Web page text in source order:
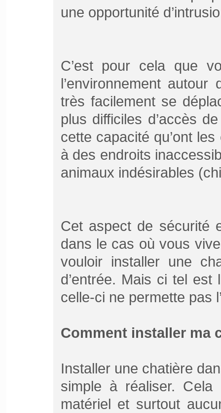
une opportunité
C’est pour cela que
l’environnement
très facilement se
plus difficiles d’accès
cette capacité qu’ont
à des endroits
animaux indésirables
Cet aspect de sécurité
dans le cas où vous
vouloir installer une
d’entrée. Mais ci tel
celle-ci ne permette pas
Comment installer ma
Installer une chatière
simple à réaliser.
matériel et surtout